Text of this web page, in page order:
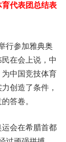
代表团总结表
行参加雅典奥
在会上说，中
中国竞技体育
创造了条件，
答卷。
会在希腊首都